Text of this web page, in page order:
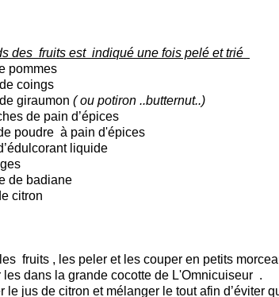
des fruits est indiqué une fois pelé et trié
pommes
coings
de giraumon ( ou potiron ..butternut..)
de pain d’épices
poudre à pain d'épices
liquide
de badiane
citron
fruits , les peler et les couper en petits
les dans la grande cocotte de L'Omnicuiseur .
le jus de citron et mélanger le tout afin d’éviter